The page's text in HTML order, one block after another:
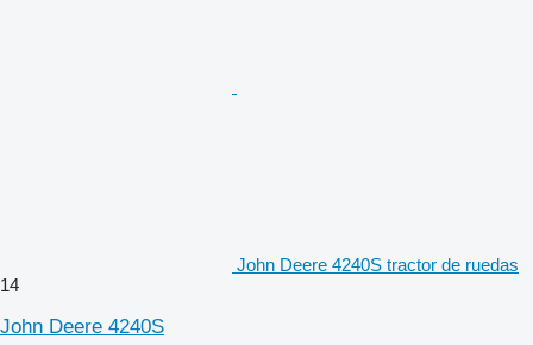
John Deere 4240S tractor de ruedas
14
John Deere 4240S